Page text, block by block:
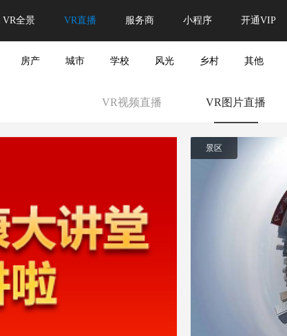
VR全景 VR直播 服务商 小程序 开通VIP
房产 城市 学校 风光 乡村 其他
VR视频直播 VR图片直播
景区